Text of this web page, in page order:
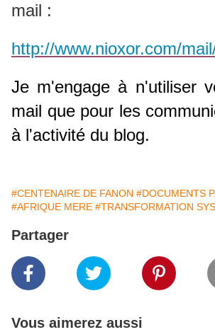
mail :
http://www.nioxor.com/
Je m'engage à n'utiliser
mail que pour les
à l'activité du blog.
#CENTENAIRE DE FANON #DOCUMENTS
#AFRIQUE MERE #TRANSFORMATION
Partager
Vous aimerez aussi